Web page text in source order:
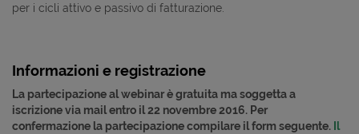
per i cicli attivo e passivo di fatturazione.
Informazioni e registrazione
La partecipazione al webinar è gratuita ma soggetta a
iscrizione via mail entro il 22 novembre 2016. Per
confermazione la partecipazione compilare il form seguente. Il